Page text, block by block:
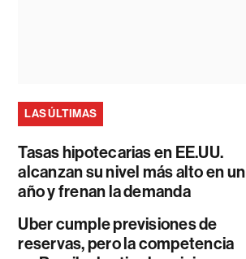
LAS ÚLTIMAS
Tasas hipotecarias en EE.UU.
alcanzan su nivel más alto en un
año y frenan la demanda
Uber cumple previsiones de
reservas, pero la competencia